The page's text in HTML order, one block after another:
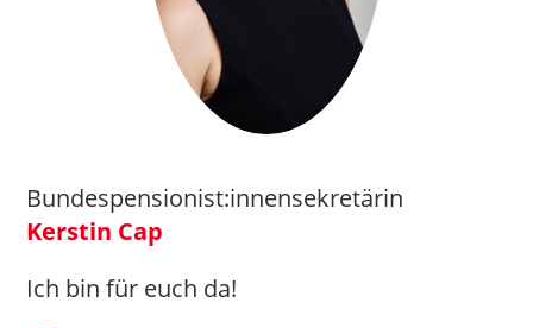
Bundespensionist:innensekretärin
Kerstin Cap
Ich bin für euch da!